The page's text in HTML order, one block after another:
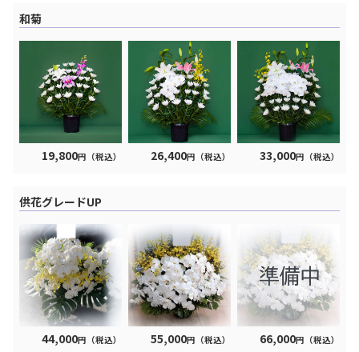
和菊
19,800円（税込） 26,400円（税込） 33,000円（税込）
供花グレードUP
44,000円（税込） 55,000円（税込） 66,000円（税込）